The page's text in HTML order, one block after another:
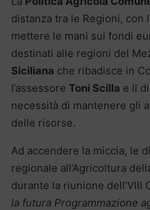
distanza tra le Regioni, con
mettere le mani sui fondi
destinati alle regioni del
Siciliana che ribadisce in
l’assessore Toni Scilla e il
necessità di mantenere gli
delle risorse.
Ad accendere la miccia, le
regionale all’Agricoltura
durante la riunione dell’VIII
la futura Programmazione